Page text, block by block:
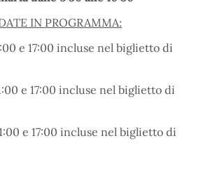
IN PROGRAMMA:
e 17:00 incluse nel biglietto di
e 17:00 incluse nel biglietto di
e 17:00 incluse nel biglietto di